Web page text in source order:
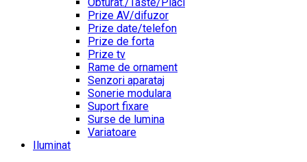
Prize AV/difuzor
Prize date/telefon
Prize de forta
Prize tv
Rame de ornament
Senzori aparataj
Sonerie modulara
Suport fixare
Surse de lumina
Variatoare
Iluminat